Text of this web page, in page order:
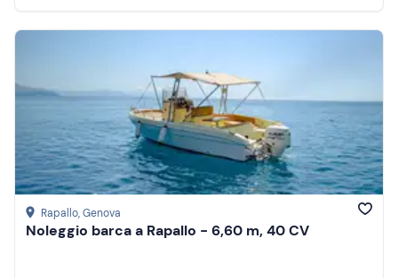
Rapallo, Genova
Noleggio barca a Rapallo - 6,60 m, 40 CV